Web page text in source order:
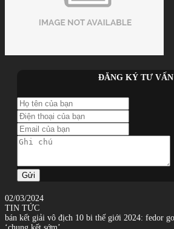
ĐĂNG KÝ TƯ VẤN
Gửi
02/03/2024
TIN TỨC
bán kết giải vô địch 10 bi thế giới 2024: fedor